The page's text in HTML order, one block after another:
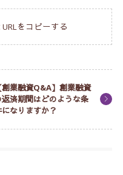
をコピーする
創業融資Q&A】創業融資
返済期間はどのような条
なりますか？